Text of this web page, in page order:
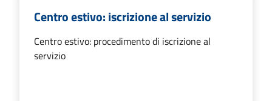
Centro estivo: iscrizione al servizio
Centro estivo: procedimento di iscrizione al
servizio